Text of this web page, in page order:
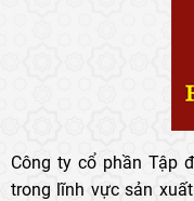
Công ty cổ phần Tập
trong lĩnh vực sản